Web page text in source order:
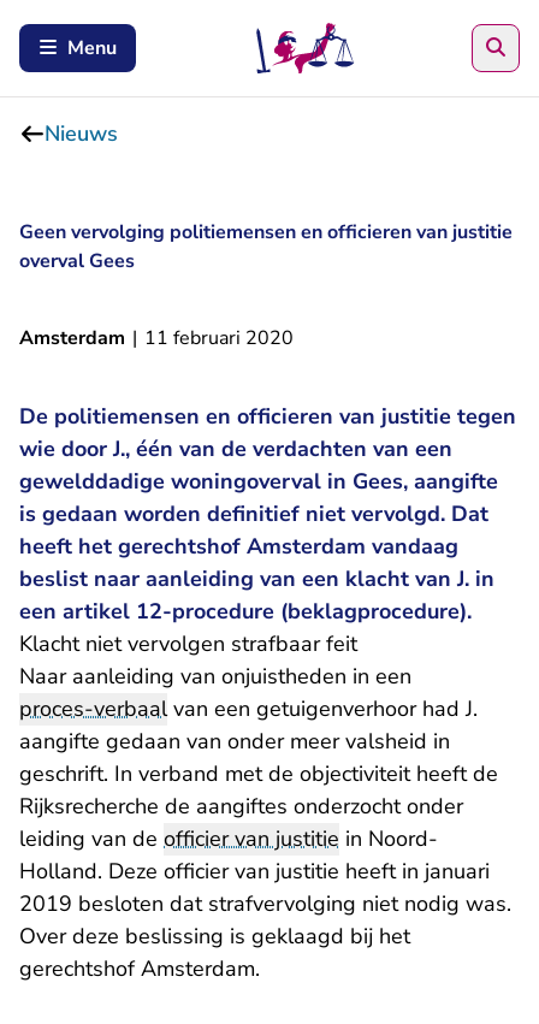
Menu
Nieuws
Geen vervolging politiemensen en officieren van justitie
overval Gees
Amsterdam | 11 februari 2020
De politiemensen en officieren van justitie tegen
wie door J., één van de verdachten van een
gewelddadige woningoverval in Gees, aangifte
is gedaan worden definitief niet vervolgd. Dat
heeft het gerechtshof Amsterdam vandaag
beslist naar aanleiding van een klacht van J. in
een artikel 12-procedure (beklagprocedure).
Klacht niet vervolgen strafbaar feit
Naar aanleiding van onjuistheden in een
proces-verbaalvan een getuigenverhoor had J.
aangifte gedaan van onder meer valsheid in
geschrift. In verband met de objectiviteit heeft de
Rijksrecherche de aangiftes onderzocht onder
leiding van de officier van justitie in Noord-
Holland. Deze officier van justitie heeft in januari
2019 besloten dat strafvervolging niet nodig was.
Over deze beslissing is geklaagd bij het
gerechtshof Amsterdam.